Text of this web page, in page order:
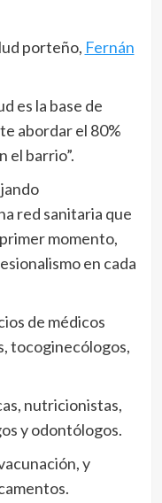
porteño, Fernán
es la base de
abordar el 80%
el barrio”.
red sanitaria que
momento,
en cada
de médicos
tocoginecólogos,
nutricionistas,
y odontólogos.
y